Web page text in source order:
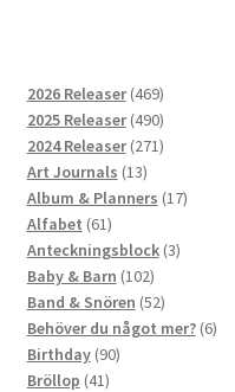
2026 Releaser 469469
produkter
2025 Releaser 490490
produkter
2024 Releaser 271271
Art Journals 1313
produkter
Album & Planners 1717
Alfabet 6161
produkter
Anteckningsblock 33
Baby & Barn 102102
produkter
Band & Snören 5252
produkter
Behöver du något mer? 66
Birthday 9090
Bröllop 4141